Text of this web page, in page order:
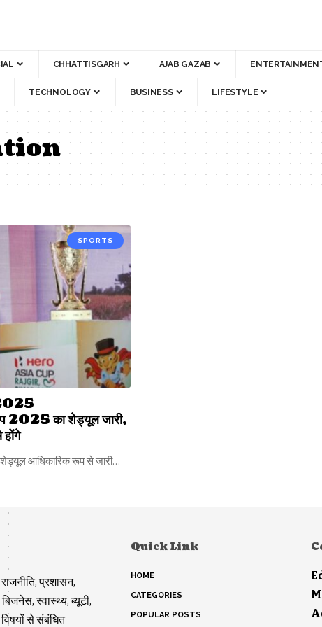
CHHATTISGARH AJAB GAZAB
TECHNOLOGY BUSINESS LIFESTYLE
SPORTS
2025 का शेड्यूल जारी,
शेड्यूल आधिकारिक रूप से जारी…
प्रशासन,
स्वास्थ्य, ब्यूटी,
विषयों से संबंधित
Quick Link
HOME
CATEGORIES
POPULAR POSTS